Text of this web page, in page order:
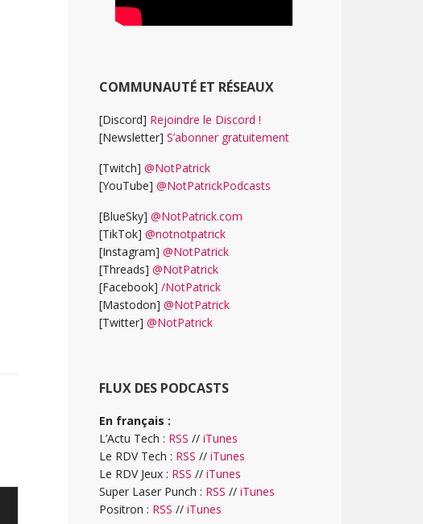
COMMUNAUTÉ ET RÉSEAUX
[Discord] Rejoindre le Discord !
[Newsletter] S’abonner gratuitement
[Twitch] @NotPatrick
[YouTube] @NotPatrickPodcasts
[BlueSky] @NotPatrick.com
[TikTok] @notnotpatrick
[Instagram] @NotPatrick
[Threads] @NotPatrick
[Facebook] /NotPatrick
[Mastodon] @NotPatrick
[Twitter] @NotPatrick
FLUX DES PODCASTS
En français :
L’Actu Tech : RSS // iTunes
Le RDV Tech : RSS // iTunes
Le RDV Jeux : RSS // iTunes
Super Laser Punch : RSS // iTunes
Positron : RSS // iTunes